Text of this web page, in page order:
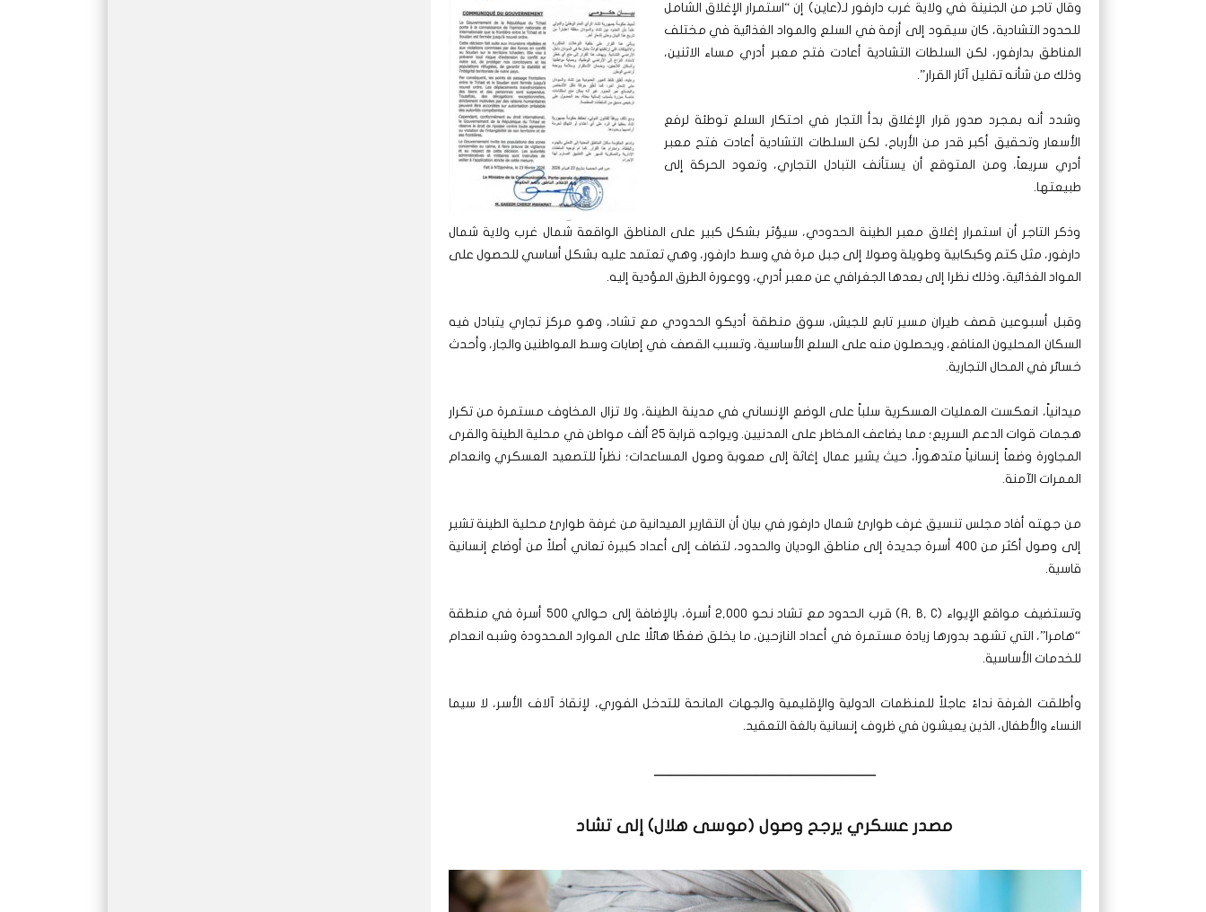
وقال تاجر من الجنينة في ولاية غرب دارفور لـ(عاين) إن “استمرار الإغلاق الشامل
للحدود التشادية، كان سيقود إلى أزمة في السلع والمواد الغذائية في مختلف
المناطق بدارفور، لكن السلطات التشادية أعادت فتح معبر أدري مساء الاثنين،
وذلك من شأنه تقليل آثار القرار”.
وشدد أنه بمجرد صدور قرار الإغلاق بدأ التجار في احتكار السلع توطئة لرفع
الأسعار وتحقيق أكبر قدر من الأرباح، لكن السلطات التشادية أعادت فتح معبر
أدري سريعاً، ومن المتوقع أن يستأنف التبادل التجاري، وتعود الحركة إلى
طبيعتها.
وذكر التاجر أن استمرار إغلاق معبر الطينة الحدودي، سيؤثر بشكل كبير على المناطق الواقعة شمال غرب ولاية شمال
دارفور، مثل كتم وكبكابية وطويلة وصولا إلى جبل مرة في وسط دارفور، وهي تعتمد عليه بشكل أساسي للحصول على
المواد الغذائية، وذلك نظرا إلى بعدها الجغرافي عن معبر أدري، ووعورة الطرق المؤدية إليه.
وقبل أسبوعين قصف طيران مسير تابع للجيش، سوق منطقة أديكو الحدودي مع تشاد، وهو مركز تجاري يتبادل فيه
السكان المحليون المنافع، ويحصلون منه على السلع الأساسية، وتسبب القصف في إصابات وسط المواطنين والجار، وأحدث
خسائر في المحال التجارية.
ميدانياً، انعكست العمليات العسكرية سلباً على الوضع الإنساني في مدينة الطينة، ولا تزال المخاوف مستمرة من تكرار
هجمات قوات الدعم السريع؛ مما يضاعف المخاطر على المدنيين. ويواجه قرابة 25 ألف مواطن في محلية الطينة والقرى
المجاورة وضعاً إنسانياً متدهوراً، حيث يشير عمال إغاثة إلى صعوبة وصول المساعدات؛ نظراً للتصعيد العسكري وانعدام
الممرات الآمنة.
من جهته أفاد مجلس تنسيق غرف طوارئ شمال دارفور في بيان أن التقارير الميدانية من غرفة طوارئ محلية الطينة تشير
إلى وصول أكثر من 400 أسرة جديدة إلى مناطق الوديان والحدود، لتضاف إلى أعداد كبيرة تعاني أصلاً من أوضاع إنسانية
قاسية.
وتستضيف مواقع الإيواء (A, B, C) قرب الحدود مع تشاد نحو 2,000 أسرة، بالإضافة إلى حوالي 500 أسرة في منطقة
“هامرا”، التي تشهد بدورها زيادة مستمرة في أعداد النازحين، ما يخلق ضغطًا هائلًا على الموارد المحدودة وشبه انعدام
للخدمات الأساسية.
وأطلقت الغرفة نداءً عاجلاً للمنظمات الدولية والإقليمية والجهات المانحة للتدخل الفوري، لإنقاذ آلاف الأسر، لا سيما
النساء والأطفال، الذين يعيشون في ظروف إنسانية بالغة التعقيد.
—————————————
مصدر عسكري يرجح وصول (موسى هلال) إلى تشاد